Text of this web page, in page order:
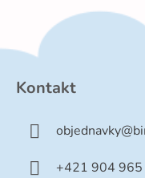
Kontakt
objednavky@
+421 904